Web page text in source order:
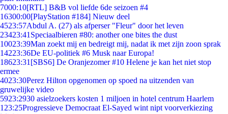
7000:10[RTL] B&B vol liefde 6de seizoen #4
16300:00[PlayStation #184] Nieuw deel
4523:57Abdul A. (27) als afperser "Fleur" door het leven
23423:41 Speciaalbieren #80: another one bites the dust
10023:39Man zoekt mij en bedreigt mij, nadat ik met zijn zoon sprak
14223:36De EU-politiek #6 Musk naar Europa!
18623:31 [SBS6] De Oranjezomer #10 Helene je kan het niet stop
ermee
4023:30Perez Hilton opgenomen op spoed na uitzenden van
gruwelijke video
5923:2930 asielzoekers kosten 1 miljoen in hotel centrum Haarlem
1 23:25Progressieve Democraat El-Sayed wint nipt voorverkiezing